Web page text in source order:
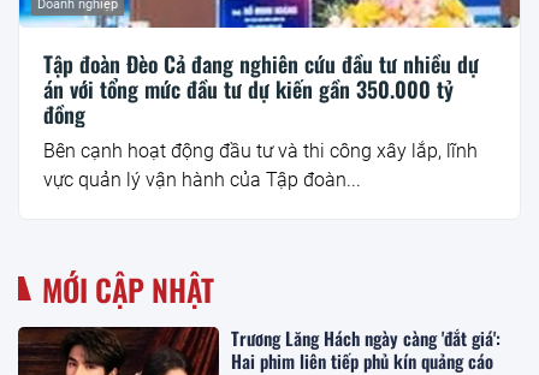
Doanh nghiệp
Tập đoàn Đèo Cả đang nghiên cứu đầu tư nhiều dự
án với tổng mức đầu tư dự kiến gần 350.000 tỷ
đồng
Bên cạnh hoạt động đầu tư và thi công xây lắp, lĩnh
vực quản lý vận hành của Tập đoàn...
MỚI CẬP NHẬT
Trương Lăng Hách ngày càng 'đắt giá':
Hai phim liên tiếp phủ kín quảng cáo